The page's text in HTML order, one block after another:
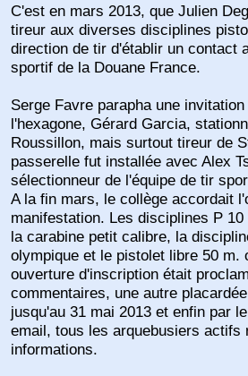
C'est en mars 2013, que Julien
tireur aux diverses disciplines
direction de tir d'établir un contact
sportif de la Douane France.
Serge Favre parapha une
l'hexagone, Gérard Garcia,
Roussillon, mais surtout tireur de
passerelle fut installée avec Alex
sélectionneur de l'équipe de tir
A la fin mars, le collège accordait
manifestation. Les disciplines P
la carabine petit calibre, la
olympique et le pistolet libre 50 m.
ouverture d'inscription était
commentaires, une autre
jusqu'au 31 mai 2013 et enfin par
email, tous les arquebusiers actifs
informations.